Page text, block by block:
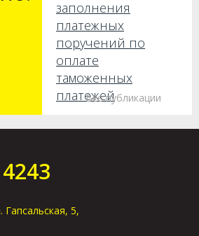
заполнения
платежных
поручений по
оплате
таможенных
платежей
Как получить груз
Все публикации
Гапсальская, 5,